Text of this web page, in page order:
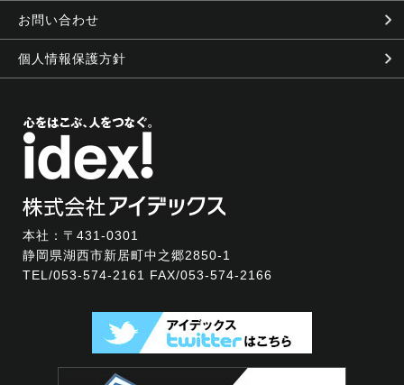
お問い合わせ
個人情報保護方針
本社：〒431-0301
静岡県湖西市新居町中之郷2850-1
TEL/053-574-2161 FAX/053-574-2166